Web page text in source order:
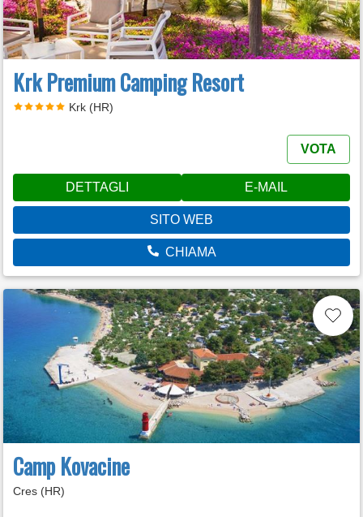
Krk Premium Camping Resort
Krk (HR)
VOTA
DETTAGLI E-MAIL
SITO WEB
CHIAMA
Camp Kovacine
Cres (HR)